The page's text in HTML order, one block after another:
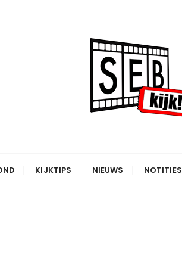
KIJKTIPS NIEUWS NOTITIES